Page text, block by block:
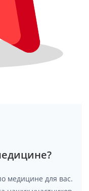
медицине для вас.